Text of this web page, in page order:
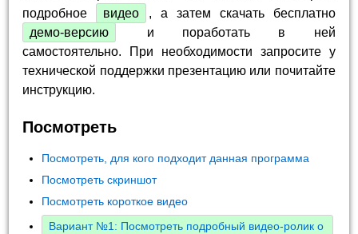
подробное
видео
, а затем скачать бесплатно
демо-версию
и поработать в ней
самостоятельно. При необходимости запросите у
технической поддержки презентацию или почитайте
инструкцию.
Посмотреть
Посмотреть, для кого подходит данная программа
Посмотреть скриншот
Посмотреть короткое видео
Вариант №1: Посмотреть подробный видео-ролик о